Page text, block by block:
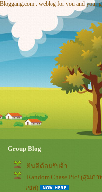
Bloggang.com : weblog for you and your
Group Blog
ินดีต้อนรับจ้า
Random Chase Pic! (สุ่มภ
เชส)